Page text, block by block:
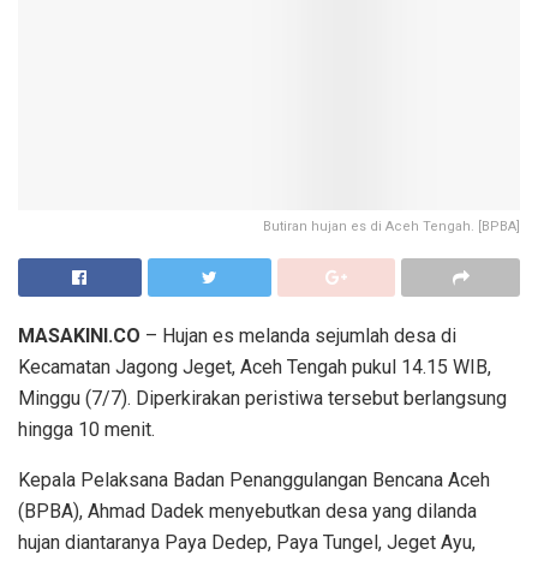
Butiran hujan es di Aceh Tengah. [BPBA]
MASAKINI.CO – Hujan es melanda sejumlah desa di
Kecamatan Jagong Jeget, Aceh Tengah pukul 14.15 WIB,
Minggu (7/7). Diperkirakan peristiwa tersebut berlangsung
hingga 10 menit.
Kepala Pelaksana Badan Penanggulangan Bencana Aceh
(BPBA), Ahmad Dadek menyebutkan desa yang dilanda
hujan diantaranya Paya Dedep, Paya Tungel, Jeget Ayu,